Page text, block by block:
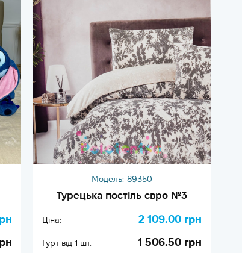
Модель: 89350
Турецька постіль євро №3
Ціна: 2 109.00 грн
Гурт від 1 шт. 1 506.50 грн